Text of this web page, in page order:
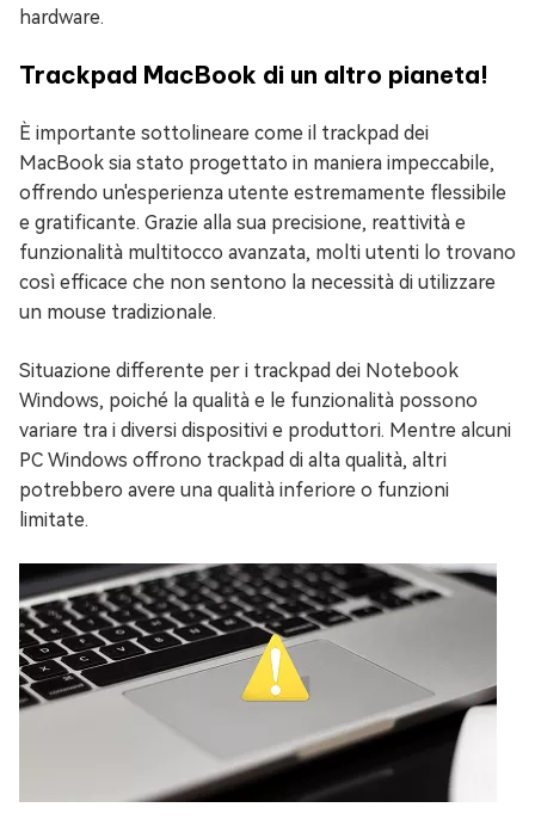
hardware.
Trackpad MacBook di un altro pianeta!
È importante sottolineare come il trackpad dei
MacBook sia stato progettato in maniera impeccabile,
offrendo un'esperienza utente estremamente flessibile
e gratificante. Grazie alla sua precisione, reattività e
funzionalità multitocco avanzata, molti utenti lo trovano
così efficace che non sentono la necessità di utilizzare
un mouse tradizionale.
Situazione differente per i trackpad dei Notebook
Windows, poiché la qualità e le funzionalità possono
variare tra i diversi dispositivi e produttori. Mentre alcuni
PC Windows offrono trackpad di alta qualità, altri
potrebbero avere una qualità inferiore o funzioni
limitate.